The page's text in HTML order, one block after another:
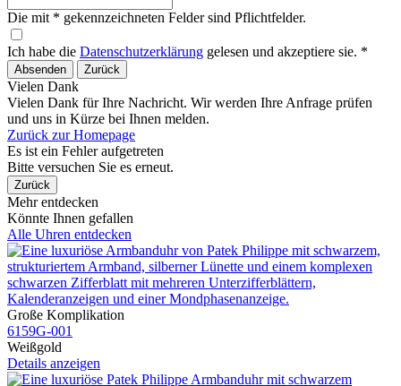
Die mit * gekennzeichneten Felder sind Pflichtfelder.
Ich habe die Datenschutzerklärung gelesen und akzeptiere sie. *
Absenden Zurück
Vielen Dank
Vielen Dank für Ihre Nachricht. Wir werden Ihre Anfrage prüfen
und uns in Kürze bei Ihnen melden.
Zurück zur Homepage
Es ist ein Fehler aufgetreten
Bitte versuchen Sie es erneut.
Zurück
Mehr entdecken
Könnte Ihnen gefallen
Alle Uhren entdecken
Große Komplikation
6159G​-001
Weißgold
Details anzeigen